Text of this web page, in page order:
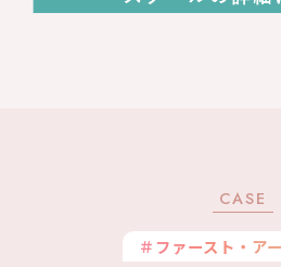
CASE
＃ファースト・ア